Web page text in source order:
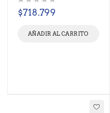
$718.799
AÑADIR AL CARRITO